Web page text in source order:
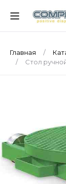
Главная
Стол